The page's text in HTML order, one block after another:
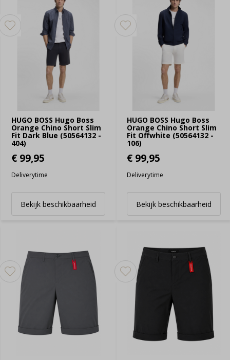
HUGO BOSS Hugo Boss
Orange Chino Short Slim
Fit Dark Blue (50564132 -
404)
€ 99,95
Deliverytime
Bekijk beschikbaarheid
HUGO BOSS Hugo Boss
Orange Chino Short Slim
Fit Offwhite (50564132 -
106)
€ 99,95
Deliverytime
Bekijk beschikbaarheid